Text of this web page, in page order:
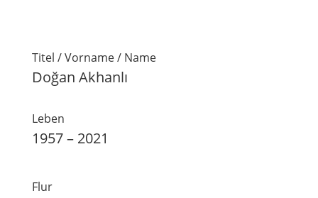
Titel / Vorname / Name
Doğan Akhanlı
Leben
1957 – 2021
Flur